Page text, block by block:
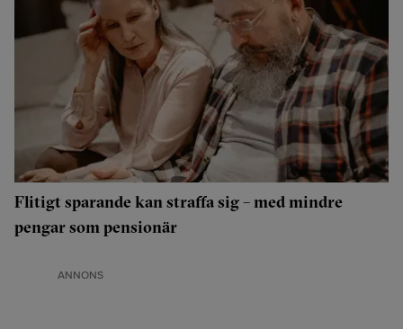
Flitigt sparande kan straffa sig – med mindre
pengar som pensionär
ANNONS